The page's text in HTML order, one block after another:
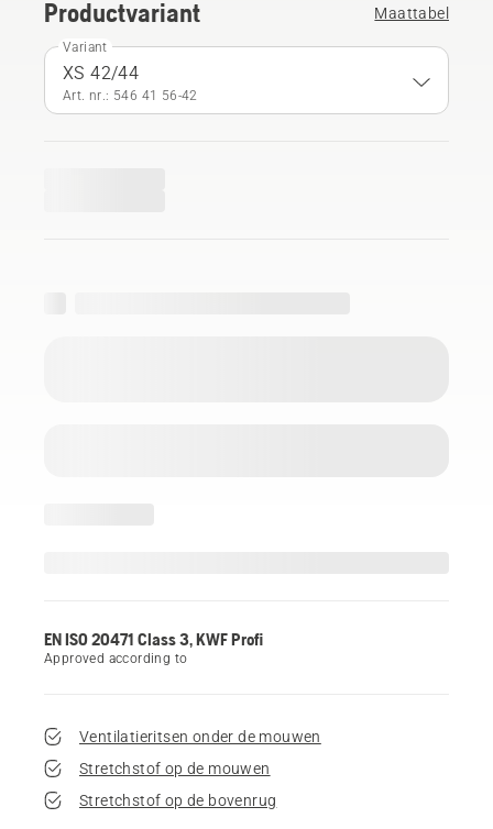
Productvariant Maattabel
Variant
XS 42/44
Art. nr.: 546 41 56‑42
EN ISO 20471 Class 3, KWF Profi
Approved according to
Ventilatieritsen onder de mouwen
Stretchstof op de mouwen
Stretchstof op de bovenrug